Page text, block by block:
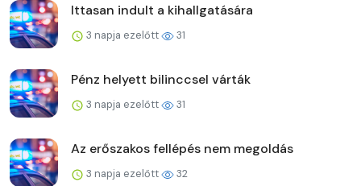
Ittasan indult a kihallgatására
3 napja ezelőtt 31
Pénz helyett bilinccsel várták
3 napja ezelőtt 31
Az erőszakos fellépés nem megoldás
3 napja ezelőtt 32